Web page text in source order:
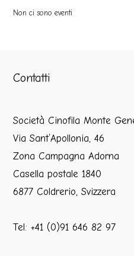
Non ci sono eventi
Contatti
Società Cinofila Monte
Via Sant’Apollonia, 46
Zona Campagna Adorna
Casella postale 1840
6877 Coldrerio, Svizzera
Tel: +41 (0)91 646 82 97